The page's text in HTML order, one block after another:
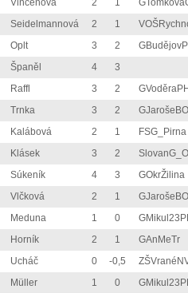
Vincenová 2 1
Seidelmannová 2 1
Oplt 3 2
Španěl 4
3
Raffl 3 2
Trnka 3 2
GJarošeBO
Kalábová 2 1
FSG_Pirna
Klásek 3 2
Súkeník 4 3
GOkrŽilina
Vlčková 2 1
GJarošeBO
Meduna 1 0
Horník 2 1
GAnMeTr
Ucháč 0 -0,5
Müller 1 0